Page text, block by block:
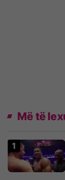
Më të